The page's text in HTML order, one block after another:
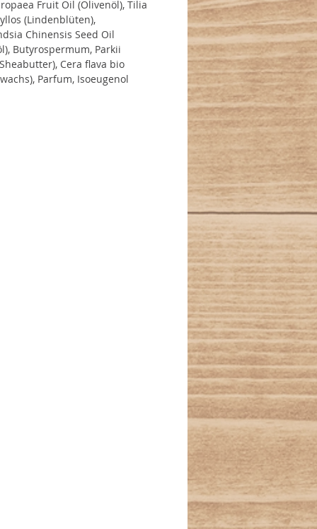
Fruit Oil (Olivenöl), Tilia
(Lindenblüten),
Chinensis Seed Oil
Butyrospermum, Parkii
Cera flava bio
Parfum, Isoeugenol